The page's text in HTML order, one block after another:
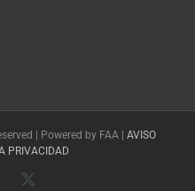
| Powered by FAA | AVISO
PRIVACIDAD
Facebook